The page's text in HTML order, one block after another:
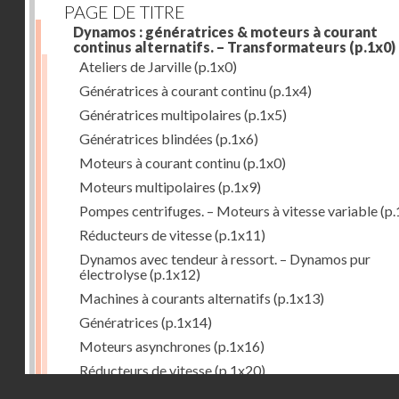
PAGE DE TITRE
Dynamos : génératrices & moteurs à courant
continus alternatifs. – Transformateurs (p.1x0)
Ateliers de Jarville(p.1x0)
Génératrices à courant continu(p.1x4)
Génératrices multipolaires (p.1x5)
Génératrices blindées (p.1x6)
Moteurs à courant continu(p.1x0)
Moteurs multipolaires (p.1x9)
Pompes centrifuges. – Moteurs à vitesse variable
Réducteurs de vitesse(p.1x11)
Dynamos avec tendeur à ressort. – Dynamos pur
électrolyse(p.1x12)
Machines à courants alternatifs (p.1x13)
Génératrices (p.1x14)
Moteurs asynchrones (p.1x16)
Réducteurs de vitesse(p.1x20)